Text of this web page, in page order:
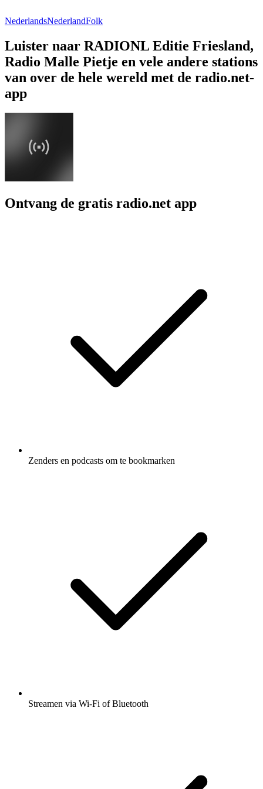
NederlandsNederlandFolk
Luister naar RADIONL Editie Friesland,
Radio Malle Pietje en vele andere stations
van over de hele wereld met de radio.net-
app
Ontvang de gratis radio.net app
Zenders en podcasts om te bookmarken
Streamen via Wi-Fi of Bluetooth